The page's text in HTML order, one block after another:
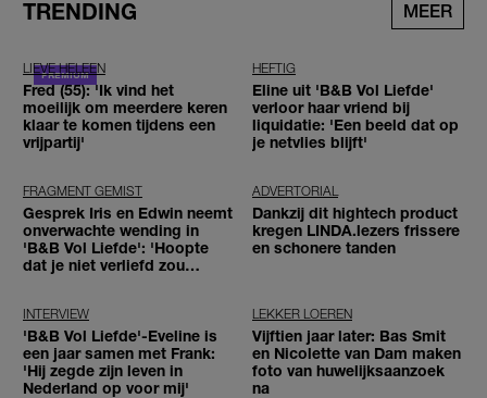
TRENDING MEER
LIEVE HELEEN
Fred (55): 'Ik vind het
moeilijk om meerdere keren
klaar te komen tijdens een
vrijpartij'
HEFTIG
Eline uit 'B&B Vol Liefde'
verloor haar vriend bij
liquidatie: 'Een beeld dat op
je netvlies blijft'
FRAGMENT GEMIST
Gesprek Iris en Edwin neemt
onverwachte wending in
'B&B Vol Liefde': 'Hoopte
dat je niet verliefd zou
ADVERTORIAL
Dankzij dit hightech product
kregen LINDA.lezers frissere
en schonere tanden
INTERVIEW
'B&B Vol Liefde'-Eveline is
een jaar samen met Frank:
'Hij zegde zijn leven in
Nederland op voor mij'
LEKKER LOEREN
Vijftien jaar later: Bas Smit
en Nicolette van Dam maken
foto van huwelijksaanzoek
na